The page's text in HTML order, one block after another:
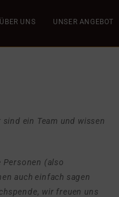
ÜBER UNS UNSER ANGEBOT
ein Team und wissen
(also
auch einfach sagen
wir freuen uns